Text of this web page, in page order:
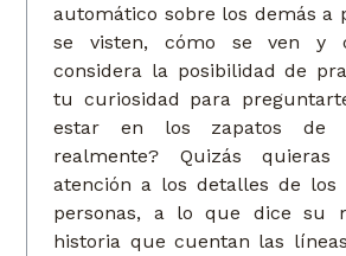
automático sobre los demás a
se visten, cómo se ven y
considera la posibilidad de
tu curiosidad para
estar en los zapatos de
realmente? Quizás
atención a los detalles de los
personas, a lo que dice su
historia que cuentan las